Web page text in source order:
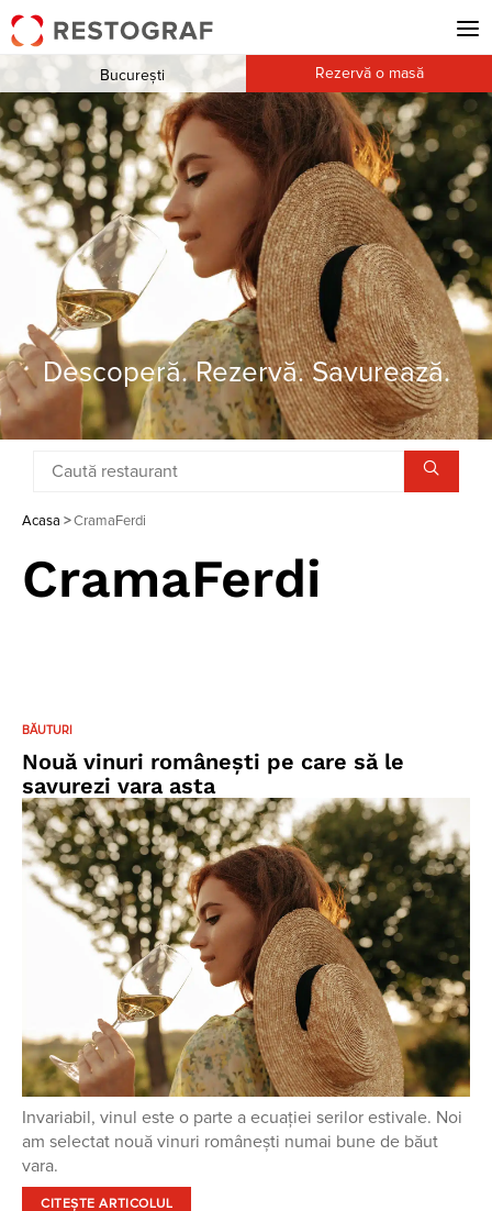
Descoperă. Rezervă. Savurează.
București Rezervă o masă
Acasa >CramaFerdi
CramaFerdi
BĂUTURI
Nouă vinuri românești pe care să le
savurezi vara asta
Invariabil, vinul este o parte a ecuației serilor estivale. Noi
am selectat nouă vinuri românești numai bune de băut
vara.
CITEȘTE ARTICOLUL